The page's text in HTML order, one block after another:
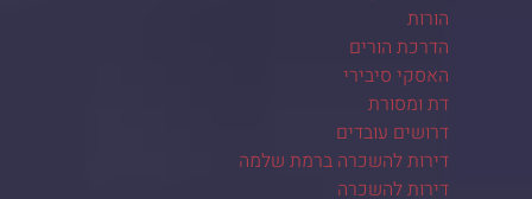
הורות
הדרכת הורים
האסקי סיבירי
דת ומסורת
דרושים עובדים
דירות להשכרה ברמת שלמה
דירות להשכרה